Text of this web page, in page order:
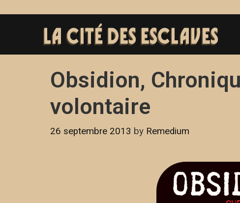
Obsidion,
volontaire
26 septembre 2013 by Remedium